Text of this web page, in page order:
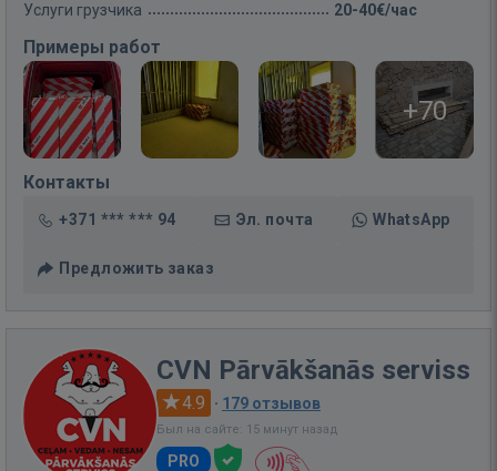
Услуги грузчика 20-40€/час
Примеры работ
+70
Контакты
+371 *** *** 94 Эл. почта WhatsApp
Предложить заказ
CVN Pārvākšanās serviss
4.9 · 179 отзывов
Был на сайте: 15 минут назад
PRO